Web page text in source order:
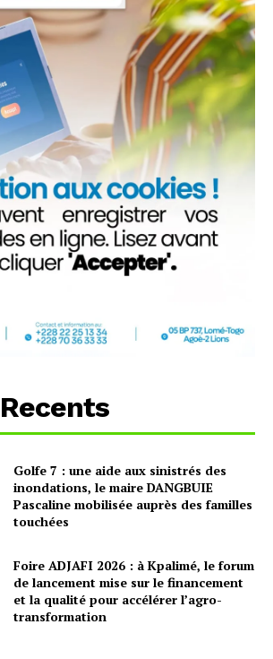
Golfe 7 : une aide aux sinistrés des
inondations, le maire DANGBUIE
Pascaline mobilisée auprès des familles
touchées
Foire ADJAFI 2026 : à Kpalimé, le forum
de lancement mise sur le financement
et la qualité pour accélérer l’agro-
transformation